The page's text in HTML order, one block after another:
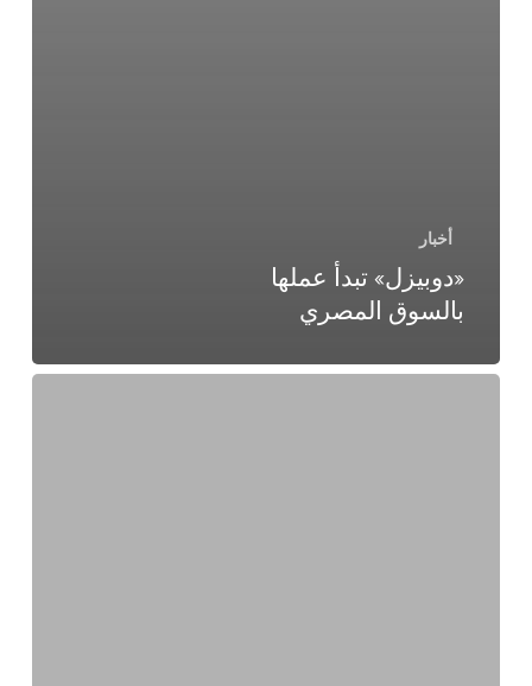
أخبار
«دوبيزل» تبدأ عملها
بالسوق المصري